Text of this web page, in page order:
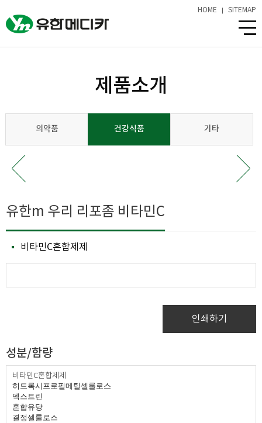
HOME SITEMAP
제품소개
의약품 건강식품 기타
유한m 우리 리포좀 비타민C
비타민C혼합제제
인쇄하기
성분/함량
비타민C혼합제제
히드록시프로필메틸셀룰로스
덱스트린
혼합유당
결정셀룰로스